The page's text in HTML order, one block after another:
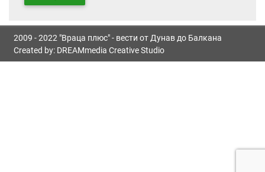
2009 - 2022 "Враца плюс" - вести от Дунав до Балкана
Created by: DREAMmedia Creative Studio